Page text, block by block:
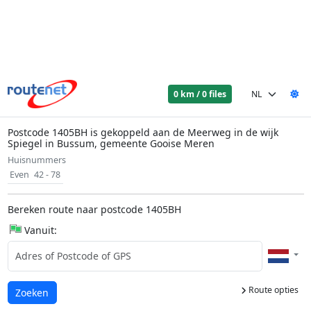
0 km / 0 files
Postcode 1405BH is gekoppeld aan de Meerweg in de wijk
Spiegel in Bussum, gemeente Gooise Meren
Huisnummers
Even 42 - 78
Bereken route naar postcode 1405BH
Vanuit:
Route opties
Laden...
Zoeken